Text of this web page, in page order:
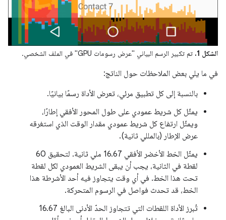
الشكل 1. تم تكبير الرسم البياني "عرض رسومات GPU" في الملف الشخصي.
في ما يلي بعض الملاحظات حول الناتج:
بالنسبة إلى كل تطبيق مرئي، تعرض الأداة رسمًا بيانيًا.
يمثّل كل شريط عمودي على طول المحور الأفقي إطارًا،
ويمثّل ارتفاع كل شريط عمودي مقدار الوقت الذي استغرقه
عرض الإطار (بالمللي ثانية).
يمثّل الخط الأخضر الأفقي 16.67 ملي ثانية. لتحقيق 60
لقطة في الثانية، يجب أن يبقى الشريط العمودي لكل لقطة
تحت هذا الخط. في أي وقت يتجاوز فيه أحد الأشرطة هذا
الخط، قد تحدث فواصل في الرسوم المتحركة.
تُبرز الأداة اللقطات التي تتجاوز الحدّ الأدنى البالغ 16.67